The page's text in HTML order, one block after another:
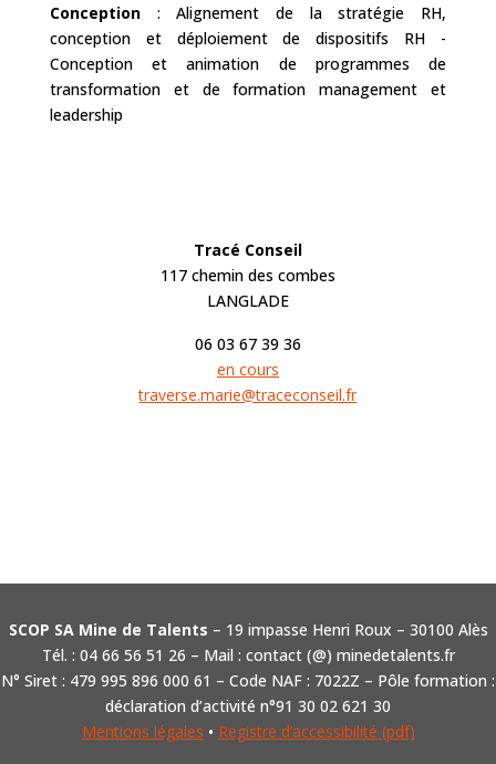
Conception: Alignement de la stratégie RH,
conception et déploiement de dispositifs RH -
Conception et animation de programmes de
transformation et de formation management et
leadership
Tracé Conseil
117 chemin des combes
LANGLADE
06 03 67 39 36
en cours
traverse.marie@traceconseil.fr
SCOP SA Mine de Talents – 19 impasse Henri Roux – 30100 Alès
Tél. : 04 66 56 51 26 – Mail : contact (@) minedetalents.fr
N° Siret : 479 995 896 000 61 – Code NAF : 7022Z – Pôle formation :
déclaration d’activité n°91 30 02 621 30
Mentions légales • Registre d’accessibilité (pdf)